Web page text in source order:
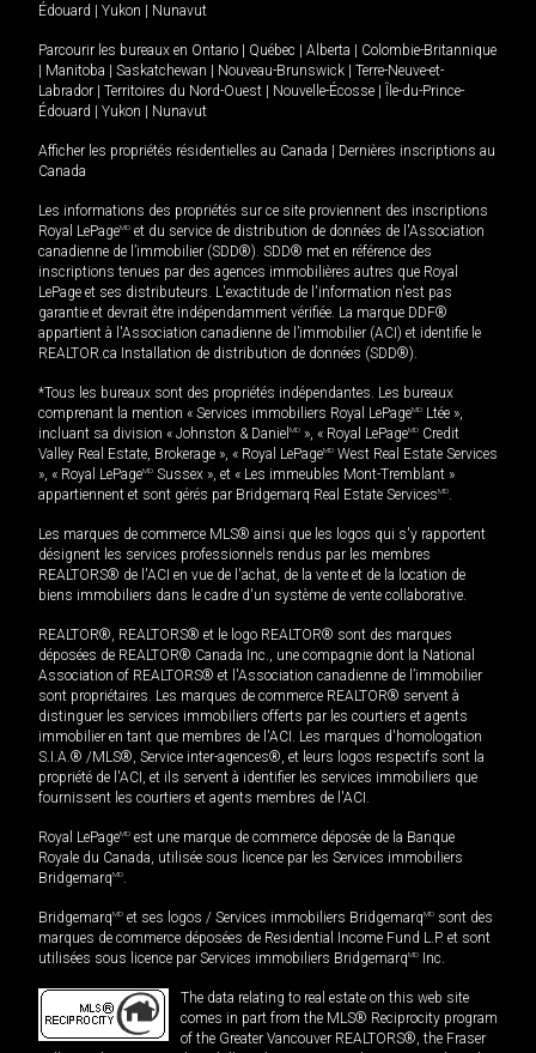
Édouard | Yukon | Nunavut
Parcourir les bureaux en Ontario | Québec | Alberta | Colombie-Britannique
| Manitoba | Saskatchewan | Nouveau-Brunswick | Terre-Neuve-et-
Labrador | Territoires du Nord-Ouest | Nouvelle-Écosse | Île-du-Prince-
Édouard | Yukon | Nunavut
Afficher les propriétés résidentielles au Canada | Dernières inscriptions au
Canada
Les informations des propriétés sur ce site proviennent des inscriptions
Royal LePageMD et du service de distribution de données de l'Association
canadienne de l’immobilier (SDD®). SDD® met en référence des
inscriptions tenues par des agences immobilières autres que Royal
LePage et ses distributeurs. L'exactitude de l'information n'est pas
garantie et devrait être indépendamment vérifiée. La marque DDF®
appartient à l'Association canadienne de l’immobilier (ACI) et identifie le
REALTOR.ca Installation de distribution de données (SDD®).
*Tous les bureaux sont des propriétés indépendantes. Les bureaux
comprenant la mention « Services immobiliers Royal LePageMD Ltée »,
incluant sa division « Johnston & Daniel MD », « Royal LePageMD Credit
Valley Real Estate, Brokerage », « Royal LePageMD West Real Estate Services
», « Royal LePageMD Sussex », et « Les immeubles Mont-Tremblant »
appartiennent et sont gérés par Bridgemarq Real Estate ServicesMD.
Les marques de commerce MLS® ainsi que les logos qui s'y rapportent
désignent les services professionnels rendus par les membres
REALTORS® de l'ACI en vue de l'achat, de la vente et de la location de
biens immobiliers dans le cadre d'un système de vente collaborative.
REALTOR®, REALTORS® et le logo REALTOR® sont des marques
déposées de REALTOR® Canada Inc., une compagnie dont la National
Association of REALTORS® et l'Association canadienne de l’immobilier
sont propriétaires. Les marques de commerce REALTOR® servent à
distinguer les services immobiliers offerts par les courtiers et agents
immobilier en tant que membres de l'ACI. Les marques d'homologation
S.I.A.® /MLS®, Service inter-agences®, et leurs logos respectifs sont la
propriété de l'ACI, et ils servent à identifier les services immobiliers que
fournissent les courtiers et agents membres de l'ACI.
Royal LePageMD est une marque de commerce déposée de la Banque
Royale du Canada, utilisée sous licence par les Services immobiliers
BridgemarqMD.
BridgemarqMD et ses logos / Services immobiliers BridgemarqMD sont des
marques de commerce déposées de Residential Income Fund L.P. et sont
utilisées sous licence par Services immobiliers BridgemarqMD Inc.
The data relating to real estate on this web site
comes in part from the MLS® Reciprocity program
of the Greater Vancouver REALTORS®, the Fraser